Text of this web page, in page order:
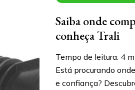
Saiba onde
conheça Trali
Tempo de leitura: 4
Está procurando
e confiança?